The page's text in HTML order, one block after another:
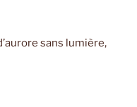
sans lumière,